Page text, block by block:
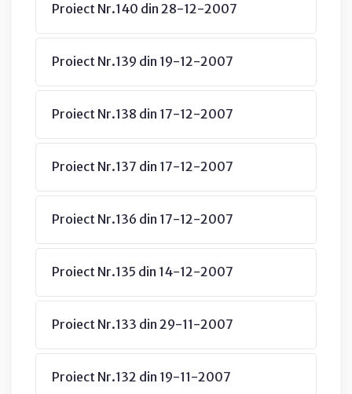
Proiect Nr.140 din 28-12-2007
Proiect Nr.139 din 19-12-2007
Proiect Nr.138 din 17-12-2007
Proiect Nr.137 din 17-12-2007
Proiect Nr.136 din 17-12-2007
Proiect Nr.135 din 14-12-2007
Proiect Nr.133 din 29-11-2007
Proiect Nr.132 din 19-11-2007